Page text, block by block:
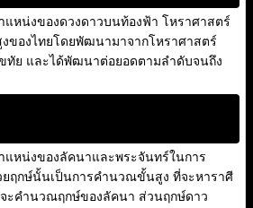
แหน่งของดวงดาวบนท้องฟ้า โหราศาสตร์
ของไทยโดยพัฒนามาจากโหราศาสตร์
ทัย และได้พัฒนาต่อยอดตามลำดับจนถึง
แหน่งของลัคนาและพระจันทร์ในการ
ฤกษ์นั้นเป็นการคำนวณขั้นสูง ที่จะหาราศี
ะคำนวณฤกษ์ของลัคนา ส่วนฤกษ์ดาว